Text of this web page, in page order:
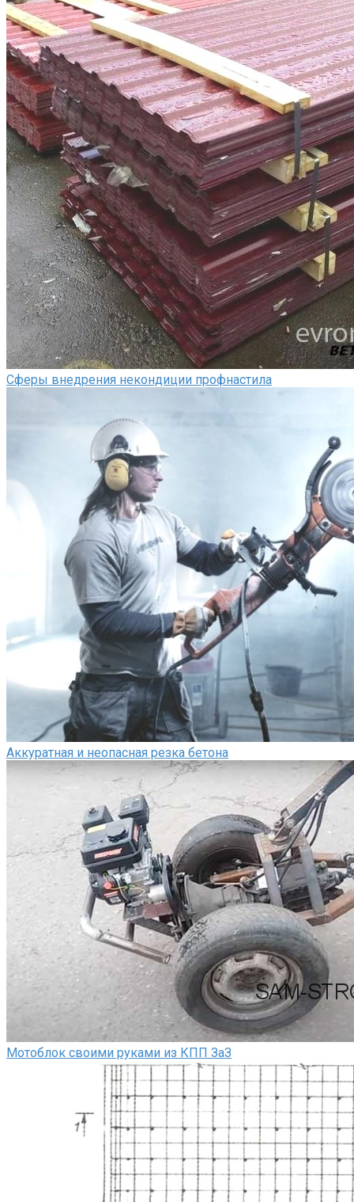
Сферы внедрения некондиции профнастила
Аккуратная и неопасная резка бетона
Мотоблок своими руками из КПП ЗаЗ